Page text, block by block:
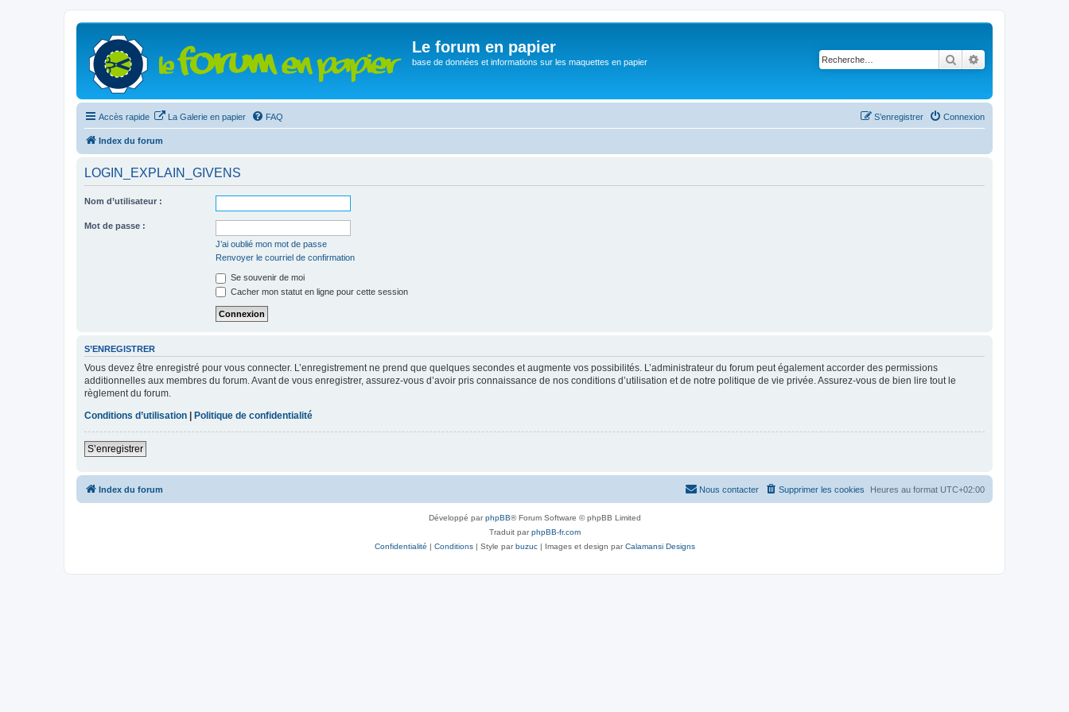
Le forum en papier
base de données et informations sur les maquettes en papier Rechercher
Accès rapide La Galerie en papier FAQ Connexion
S’enregistrer
Index du forum
LOGIN_EXPLAIN_GIVENS
Nom d’utilisateur :
Mot de passe :
J’ai oublié mon mot de passe
Renvoyer le courriel de confirmation
Se souvenir de moi
Cacher mon statut en ligne pour cette session
S’ENREGISTRER
Vous devez être enregistré pour vous connecter. L’enregistrement ne prend que quelques secondes et augmente vos possibilités. L’administrateur du forum peut également accorder des permissions
additionnelles aux membres du forum. Avant de vous enregistrer, assurez-vous d’avoir pris connaissance de nos conditions d’utilisation et de notre politique de vie privée. Assurez-vous de bien lire tout le
règlement du forum.
Conditions d’utilisation | Politique de confidentialité
S’enregistrer
Index du forum Heures au format UTC+02:00
Supprimer les cookies
Nous contacter
Développé parphpBB® Forum Software © phpBB Limited
Traduit parphpBB-fr.com
Confidentialité | Conditions| Style parbuzuc| Images et design parCalamansi Designs